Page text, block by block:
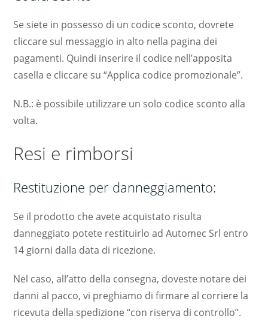
Se siete in possesso di un codice sconto, dovrete
cliccare sul messaggio in alto nella pagina dei
pagamenti. Quindi inserire il codice nell’apposita
casella e cliccare su “Applica codice promozionale”.
N.B.: è possibile utilizzare un solo codice sconto alla
volta.
Resi e rimborsi
Restituzione per danneggiamento:
Se il prodotto che avete acquistato risulta
danneggiato potete restituirlo ad Automec Srl entro
14 giorni dalla data di ricezione.
Nel caso, all’atto della consegna, doveste notare dei
danni al pacco, vi preghiamo di firmare al corriere la
ricevuta della spedizione “con riserva di controllo”.